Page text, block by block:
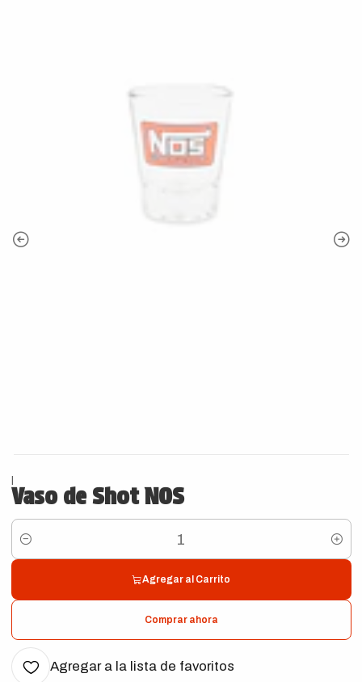
|
Vaso de Shot NOS
Cantidad
Agregar al Carrito
Comprar ahora
Agregar a la lista de favoritos